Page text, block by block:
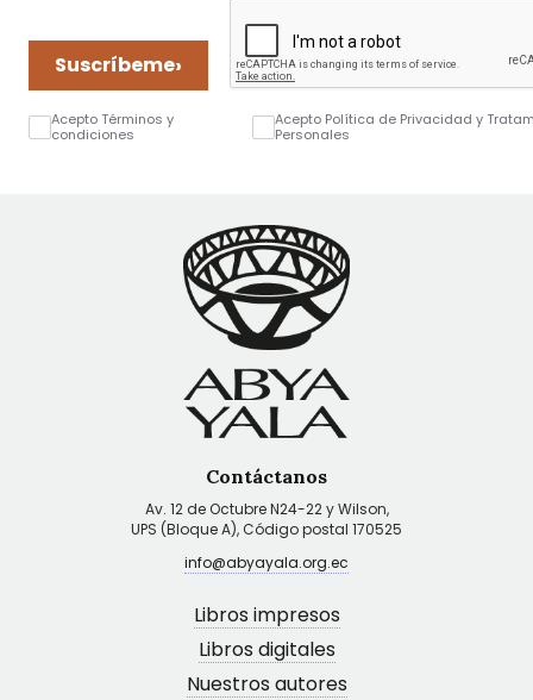
Suscríbeme›
Acepto Términos y
condiciones
Acepto Política de Privacidad y
Personales
Contáctanos
Av. 12 de Octubre N24-22 y Wilson,
UPS (Bloque A), Código postal 170525
info@abyayala.org.ec
Libros impresos
Libros digitales
Nuestros autores